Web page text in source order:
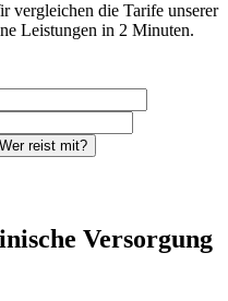
vergleichen die Tarife unserer
Leistungen in 2 Minuten.
Wer reist mit?
Versorgung